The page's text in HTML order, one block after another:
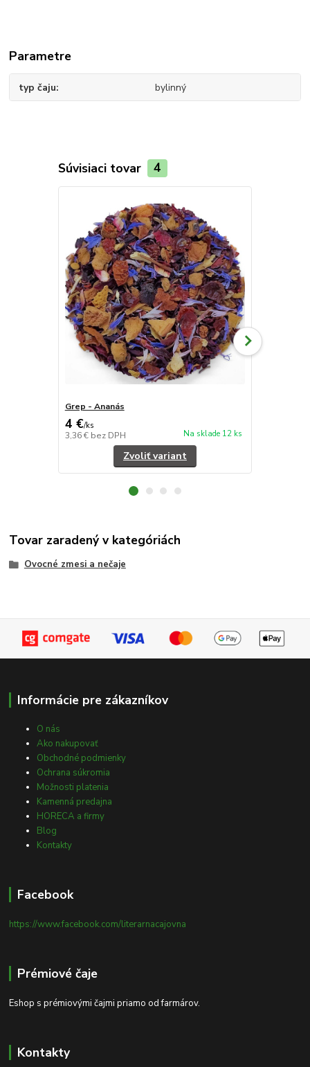
Parametre
typ čaju bylinný
Súvisiaci tovar 4
Grep - Ananás
4 €/ks
3,36 € bez DPH Na sklade 12 ks
Zvoliť variant
Tovar zaradený v kategóriách
Ovocné zmesi a nečaje
Informácie pre zákazníkov
O nás
Ako nakupovať
Obchodné podmienky
Ochrana súkromia
Možnosti platenia
Kamenná predajna
HORECA a firmy
Blog
Kontakty
Facebook
https://www.facebook.com/literarnacajovna
Prémiové čaje
Eshop s prémiovými čajmi priamo od farmárov.
Kontakty